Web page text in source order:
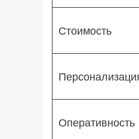
Стоимость
Оперативность